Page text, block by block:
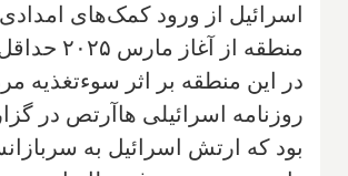
اسرائیل از ورود کمک‌های
در این منطقه بر اثر سوءتغذیه
روزنامه اسرائیلی هاآرتص در
بود که ارتش اسرائیل به